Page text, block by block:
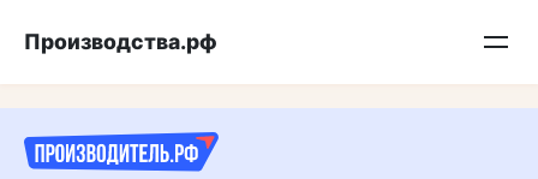
Подписывайтесь на нас в MAX
Производства.рф